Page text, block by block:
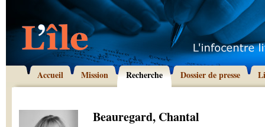
Accueil Mission Recherche Dossier de presse
Beauregard, Chantal